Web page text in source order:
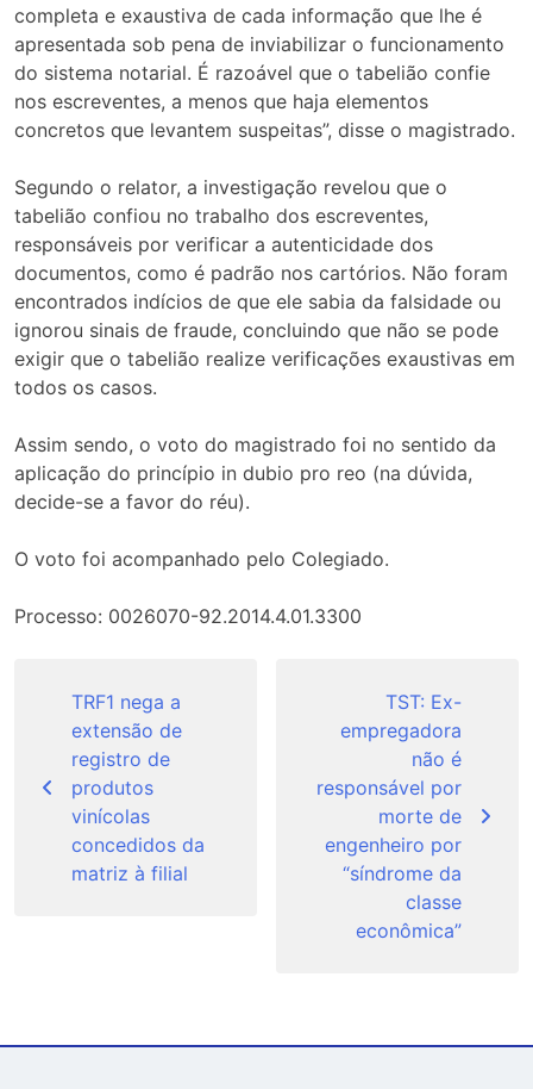
completa e exaustiva de cada informação que lhe é
apresentada sob pena de inviabilizar o funcionamento
do sistema notarial. É razoável que o tabelião confie
nos escreventes, a menos que haja elementos
concretos que levantem suspeitas”, disse o magistrado.
Segundo o relator, a investigação revelou que o
tabelião confiou no trabalho dos escreventes,
responsáveis por verificar a autenticidade dos
documentos, como é padrão nos cartórios. Não foram
encontrados indícios de que ele sabia da falsidade ou
ignorou sinais de fraude, concluindo que não se pode
exigir que o tabelião realize verificações exaustivas em
todos os casos.
Assim sendo, o voto do magistrado foi no sentido da
aplicação do princípio in dubio pro reo (na dúvida,
decide-se a favor do réu).
O voto foi acompanhado pelo Colegiado.
Processo: 0026070-92.2014.4.01.3300
Post
TRF1 nega a
extensão de
registro de
produtos
vinícolas
concedidos da
matriz à filial
TST: Ex-
empregadora
não é
responsável por
morte de
engenheiro por
“síndrome da
classe
econômica”